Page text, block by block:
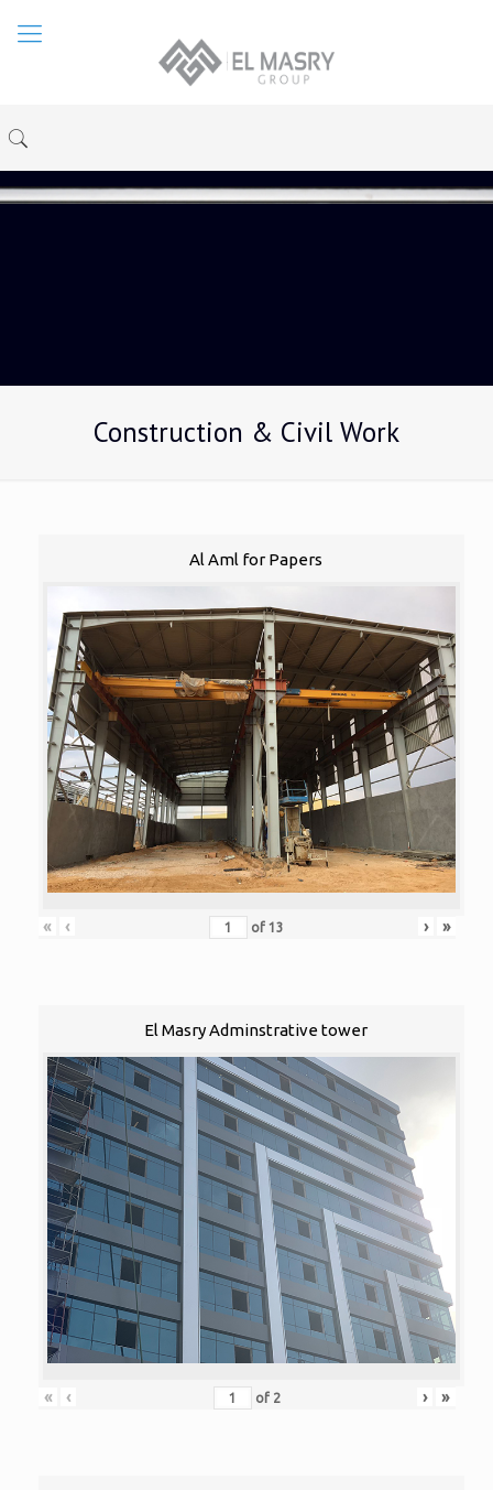
Construction & Civil Work
Al Aml for Papers
« ‹ of 13 › »
El Masry Adminstrative tower
« ‹ of 2 › »